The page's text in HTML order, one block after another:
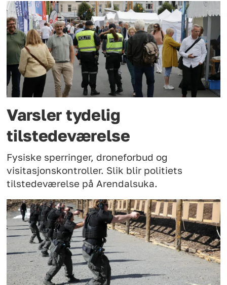
Varsler tydelig
tilstedeværelse
Fysiske sperringer, droneforbud og
visitasjonskontroller. Slik blir politiets
tilstedeværelse på Arendalsuka.